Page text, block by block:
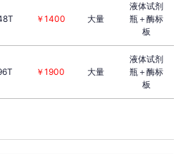
￥1400 大量
液体试剂
瓶＋酶标
板
￥1900 大量
液体试剂
瓶＋酶标
板